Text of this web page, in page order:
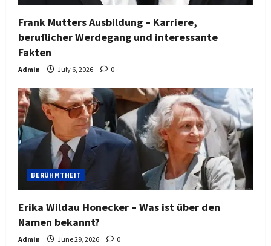
Frank Mutters Ausbildung – Karriere,
beruflicher Werdegang und interessante
Fakten
Admin July 6, 2026 0
BERÜHMTHEIT
Erika Wildau Honecker – Was ist über den
Namen bekannt?
Admin June 29, 2026 0